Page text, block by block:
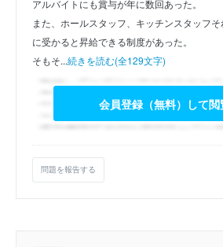
アルバイトにも賞与が年に数回あった。
また、ホールスタッフ、キッチンスタッフ
に受かると昇給できる制度があった。
そもそ...続きを読む(全129文字)
会員登録（無料）して閲
問題を報告する